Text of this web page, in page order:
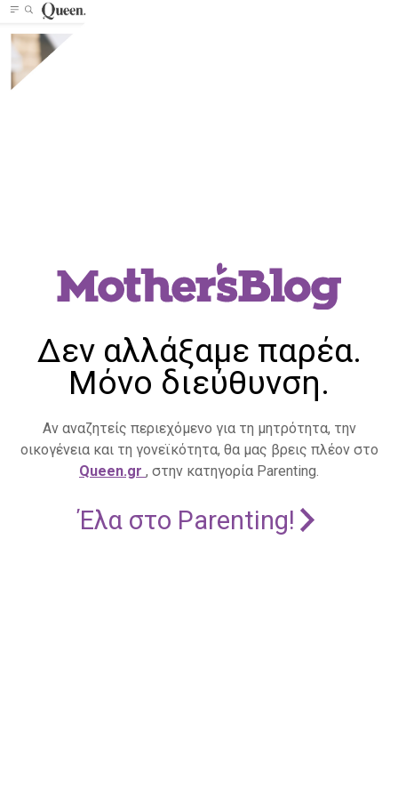
Δεν αλλάξαμε παρέα.
Μόνο διεύθυνση.
Αν αναζητείς περιεχόμενο για τη μητρότητα, την
οικογένεια και τη γονεϊκότητα, θα μας βρεις πλέον στο
Queen.gr , στην κατηγορία Parenting.
Έλα στο Parenting!